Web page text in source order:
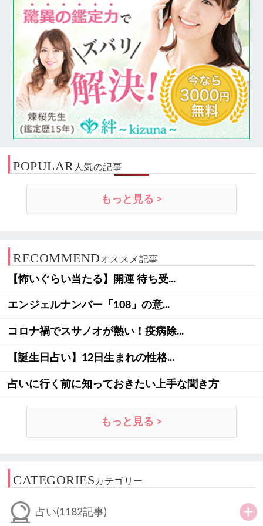
POPULAR 人気の記事
もっと見る >
RECOMMENDオススメ記事
【怖いぐらい当たる】開運 待ち受...
エンジェルナンバー「108」の意...
コロナ禍でスサノオが熱い！疫病除...
【誕生日占い】12日生まれの性格...
占いに行く前に知っておきたい上手な聞き方
もっと見る >
CATEGORIESカテゴリー
占い(1182記事)